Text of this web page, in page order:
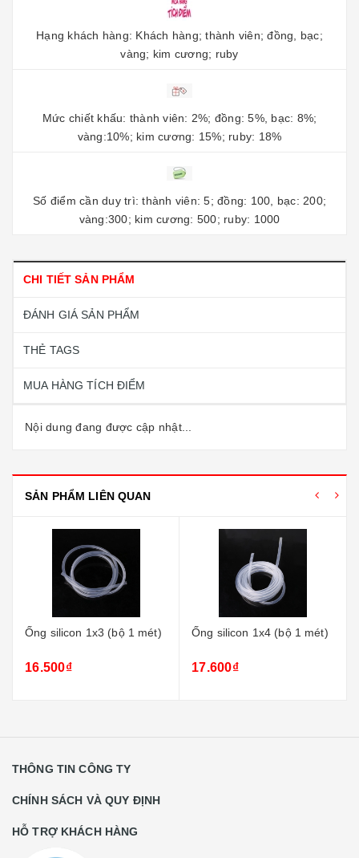
Hạng khách hàng: Khách hàng; thành viên; đồng, bạc;
vàng; kim cương; ruby
Mức chiết khấu: thành viên: 2%; đồng: 5%, bạc: 8%;
vàng:10%; kim cương: 15%; ruby: 18%
Số điểm cần duy trì: thành viên: 5; đồng: 100, bạc: 200;
vàng:300; kim cương: 500; ruby: 1000
CHI TIẾT SẢN PHẨM
ĐÁNH GIÁ SẢN PHẨM
THẺ TAGS
MUA HÀNG TÍCH ĐIỂM
Nội dung đang được cập nhật...
SẢN PHẨM LIÊN QUAN
Ống silicon 1x3 (bộ 1 mét)
16.500₫
Ống silicon 1x4 (bộ 1 mét)
17.600₫
THÔNG TIN CÔNG TY
CHÍNH SÁCH VÀ QUY ĐỊNH
HỖ TRỢ KHÁCH HÀNG